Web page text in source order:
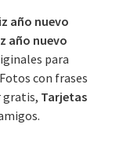
año nuevo
año nuevo
para
con frases
gratis, Tarjetas